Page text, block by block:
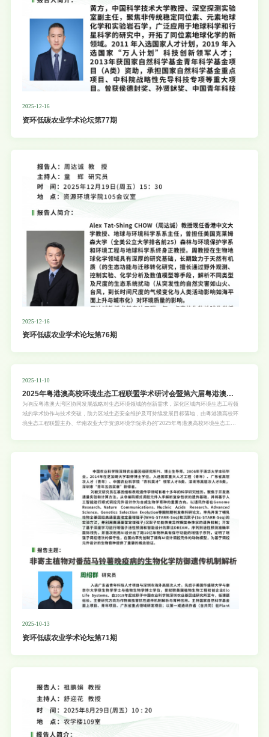
2025-12-16
资环低碳农业学术论坛第77期
2025-12-16
资环低碳农业学术论坛第76期
2025-11-10
2025年粤港澳高校环境生态工程联盟学术研讨会暨第六届粤港澳高
校环境生态工程青年学者论坛
为响应粤港澳大湾区协同发展战略对生态环境领域的创新需求，深化区域内环境生态工程领
域的学术协作与技术突破，助力区域生态安全维护及可持续发展目标落地，由粤港澳高校环
境生态工程联盟主办、华南农业大学资源环境学院承办的“2025年粤港澳高校环境生态工程
台。论坛将进一步推动跨区域学
2025-10-13
资环低碳农业学术论坛第71期